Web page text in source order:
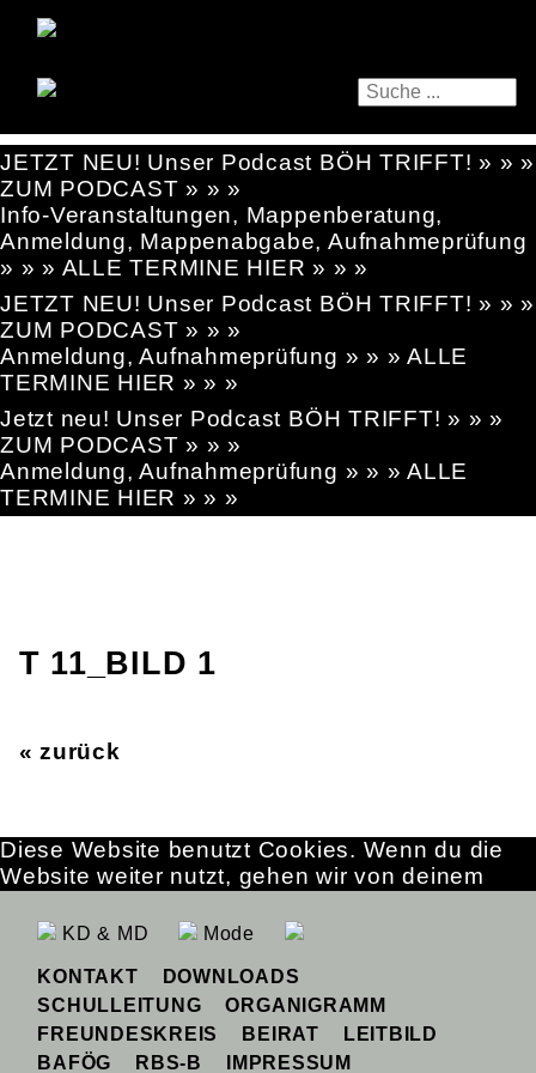
JETZT NEU! Unser Podcast BÖH TRIFFT! » » »
ZUM PODCAST » » »
Info-Veranstaltungen, Mappenberatung,
Anmeldung, Mappenabgabe, Aufnahmeprüfung
» » » ALLE TERMINE HIER » » »
JETZT NEU! Unser Podcast BÖH TRIFFT! » » »
ZUM PODCAST » » »
Anmeldung, Aufnahmeprüfung » » » ALLE
TERMINE HIER » » »
Jetzt neu! Unser Podcast BÖH TRIFFT! » » »
ZUM PODCAST » » »
Anmeldung, Aufnahmeprüfung » » » ALLE
TERMINE HIER » » »
T 11_BILD 1
« zurück
KD & MD Mode
KONTAKT
DOWNLOADS
SCHULLEITUNG
ORGANIGRAMM
FREUNDESKREIS
BEIRAT
LEITBILD
BAFÖG
RBS-B IMPRESSUM
Diese Website benutzt Cookies. Wenn du die
Website weiter nutzt, gehen wir von deinem